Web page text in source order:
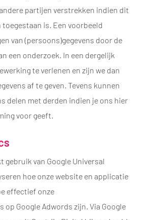
partijen verstrekken indien dit
is. Een voorbeeld
van (persoons)gegevens door de
een onderzoek. In een dergelijk
te verlenen en zijn we dan
af te geven. Tevens kunnen
delen met derden indien je ons hier
voor geeft.
gebruik van Google Universal
hoe onze website en applicatie
effectief onze
op Google Adwords zijn. Via Google